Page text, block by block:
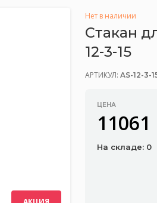
Нет в наличии
Стакан
12-3-15
АРТИКУЛ: AS-12-3-
ЦЕНА
11061
На складе: 0